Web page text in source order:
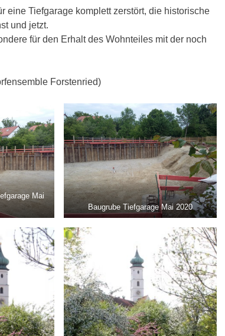
eine Tiefgarage komplett zerstört, die historische
und jetzt.
für den Erhalt des Wohnteiles mit der noch
Forstenried)
Mai
Baugrube Tiefgarage Mai 2020